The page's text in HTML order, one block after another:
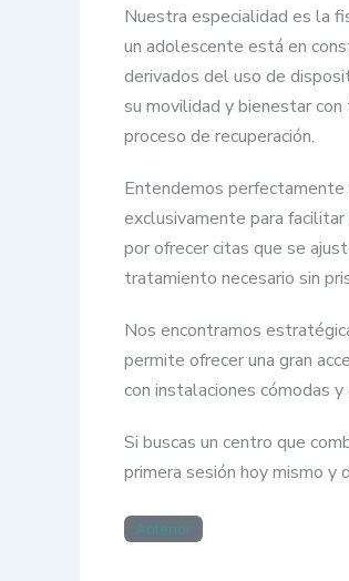
Nuestra especialidad es la
un adolescente está en
derivados del uso de
su movilidad y bienestar
proceso de recuperación.
Entendemos perfectamente
exclusivamente para
por ofrecer citas que se
tratamiento necesario sin
Nos encontramos
permite ofrecer una gran
con instalaciones cómodas
Si buscas un centro que
primera sesión hoy mismo y
Anterior